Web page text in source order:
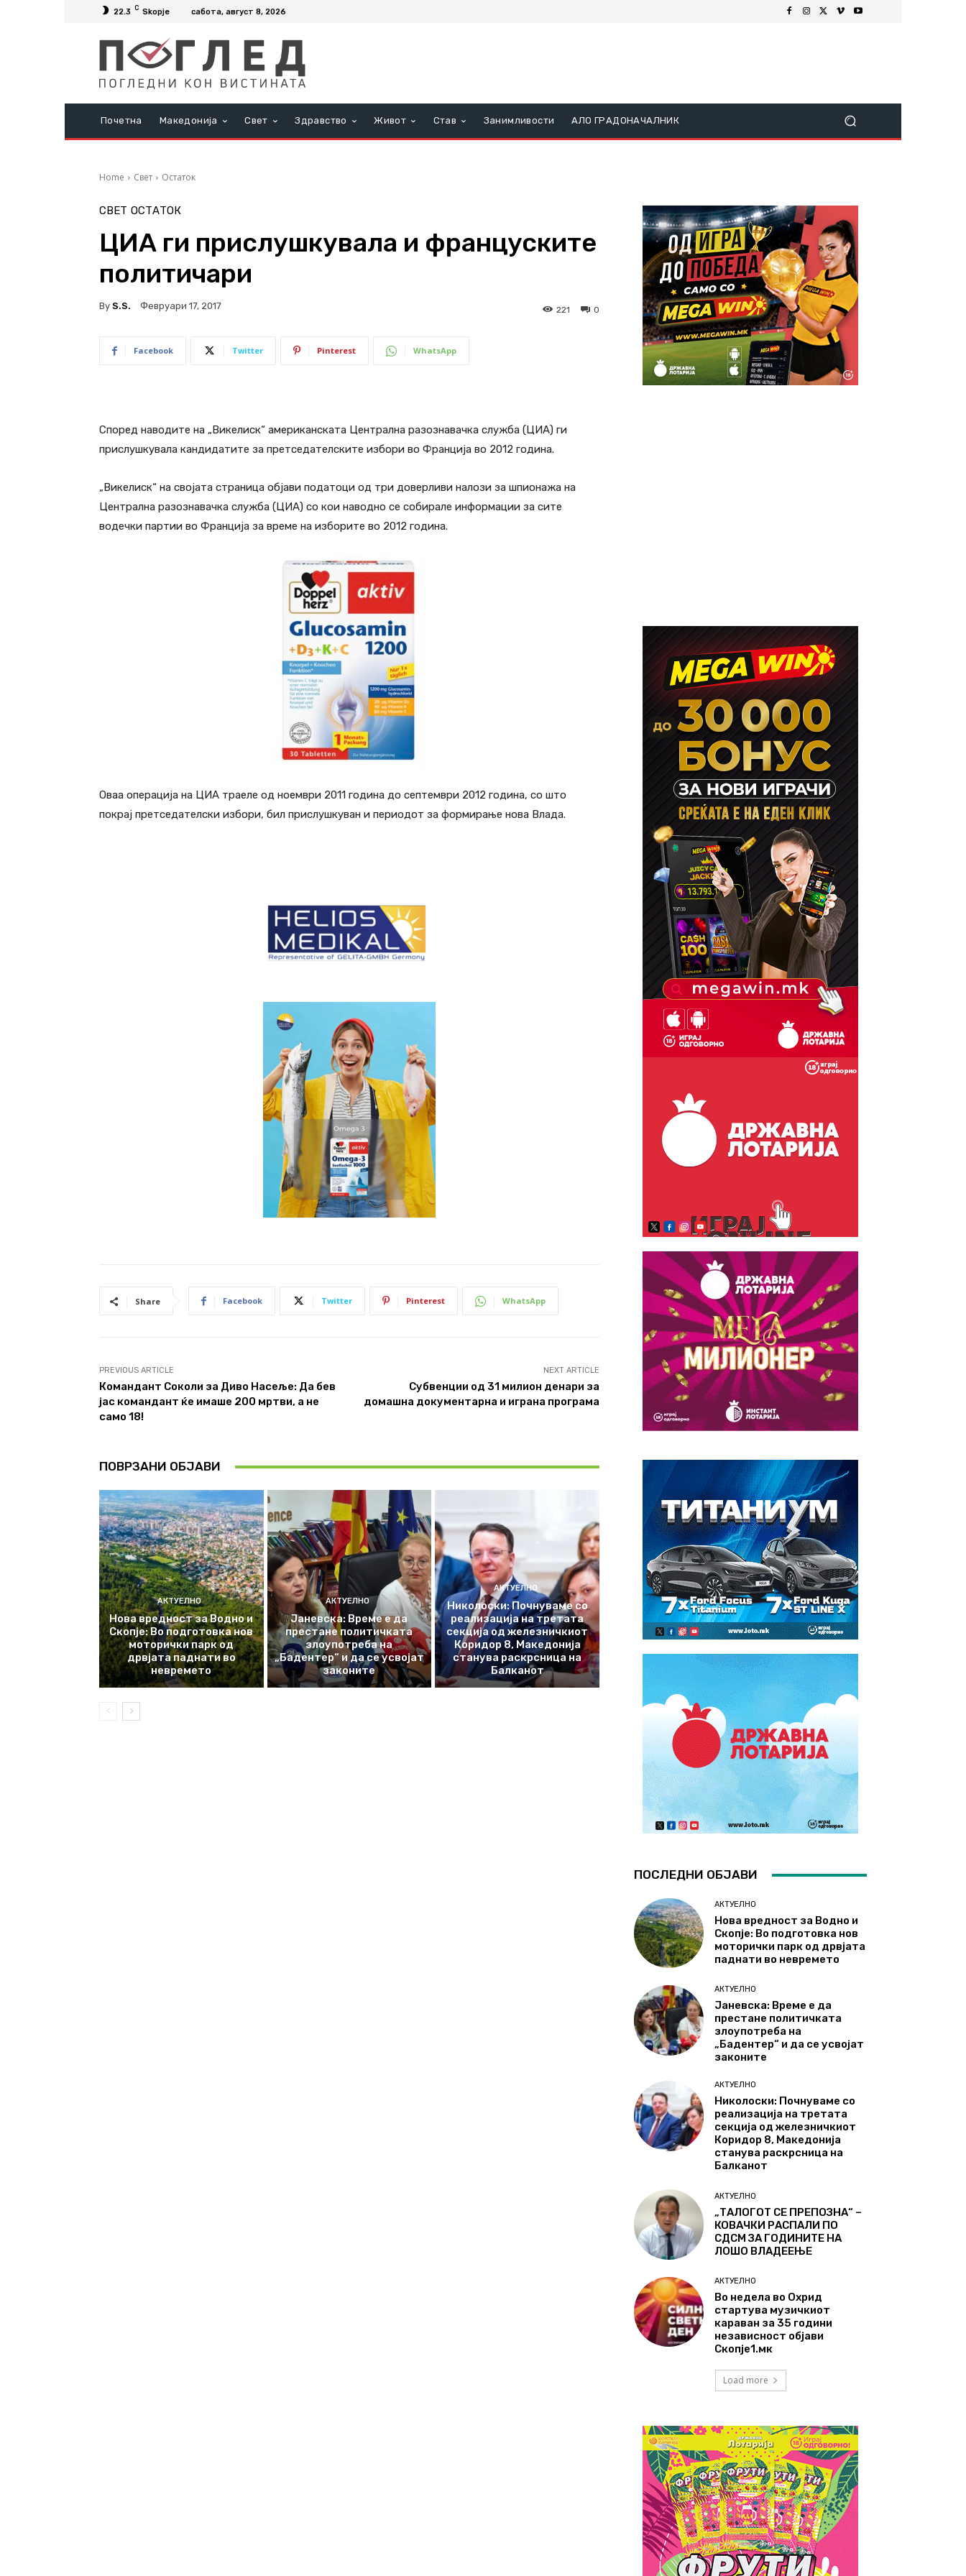
22.3 C Skopje сабота, август 8, 2026
Почетна Македонија Свет Здравство Живот Став Занимливости АЛО ГРАДОНАЧАЛНИК
Home Свет Остаток
СВЕТ ОСТАТОК
ЦИА ги прислушкувала и француските
политичари
By S.s. Февруари 17, 2017 0
221
Facebook Twitter Pinterest WhatsApp
Според наводите на „Викелиск“ американската Централна разознавачка служба (ЦИА) ги
прислушкувала кандидатите за претседателските избори во Франција во 2012 година.
„Викелиск“ на својата страница објави податоци од три доверливи налози за шпионажа на
Централна разознавачка служба (ЦИА) со кои наводно се собирале информации за сите
водечки партии во Франција за време на изборите во 2012 година.
Оваа операција на ЦИА траеле од ноември 2011 година до септември 2012 година, со што
покрај претседателски избори, бил прислушкуван и периодот за формирање нова Влада.
Share Facebook Twitter Pinterest WhatsApp
PREVIOUS ARTICLE
Командант Соколи за Диво Насеље: Да бев
јас командант ќе имаше 200 мртви, а не
само 18!
NEXT ARTICLE
Субвенции од 31 милион денари за
домашна документарна и играна програма
ПОВРЗАНИ ОБЈАВИ
АКТУЕЛНО
Нова вредност за Водно и
Скопје: Во подготовка нов
моторички парк од
дрвјата паднати во
невремето
АКТУЕЛНО
Јаневска: Време е да
престане политичката
злоупотреба на
„Бадентер“ и да се усвојат
законите
АКТУЕЛНО
Николоски: Почнуваме со
реализација на третата
секција од железничкиот
Коридор 8, Македонија
станува раскрсница на
Балканот
ПОСЛЕДНИ ОБЈАВИ
АКТУЕЛНО
Нова вредност за Водно и
Скопје: Во подготовка нов
моторички парк од дрвјата
паднати во невремето
АКТУЕЛНО
Јаневска: Време е да
престане политичката
злоупотреба на
„Бадентер“ и да се усвојат
законите
АКТУЕЛНО
Николоски: Почнуваме со
реализација на третата
секција од железничкиот
Коридор 8, Македонија
станува раскрсница на
Балканот
АКТУЕЛНО
„ТАЛОГОТ СЕ ПРЕПОЗНА“ –
КОВАЧКИ РАСПАЛИ ПО
СДСМ ЗА ГОДИНИТЕ НА
ЛОШО ВЛАДЕЕЊЕ
АКТУЕЛНО
Во недела во Охрид
стартува музичкиот
караван за 35 години
независност објави
Скопје1.мк
Load more